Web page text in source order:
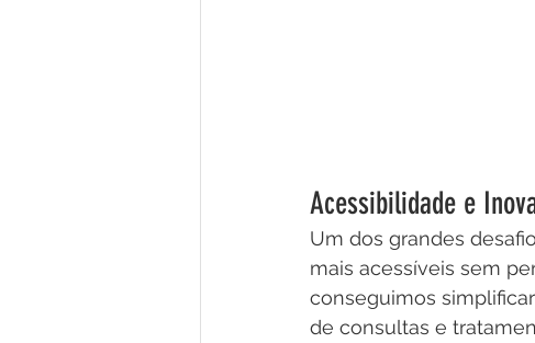
Acessibilidade e
Um dos grandes
mais acessíveis sem
conseguimos
de consultas e